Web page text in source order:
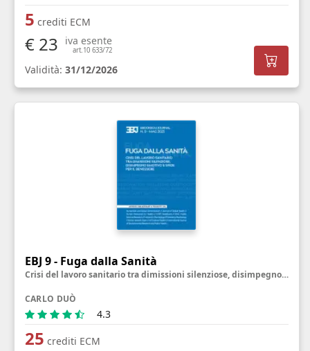
5 crediti ECM
€ 23 iva esente
art.10 633/72
Validità: 31/12/2026
EBJ 9 - Fuga dalla Sanità
Crisi del lavoro sanitario tra dimissioni silenziose, disimpegno emotivo e sfide per il benessere
CARLO DUÒ
4.3
25 crediti ECM